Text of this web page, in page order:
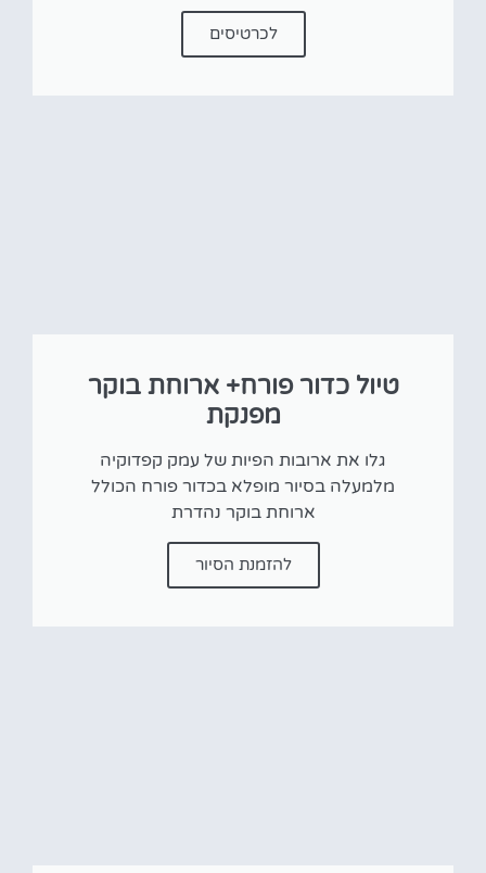
לכרטיסים
טיול כדור פורח+ ארוחת בוקר
מפנקת
גלו את ארובות הפיות של עמק קפדוקיה
מלמעלה בסיור מופלא בכדור פורח הכולל
ארוחת בוקר נהדרת
להזמנת הסיור